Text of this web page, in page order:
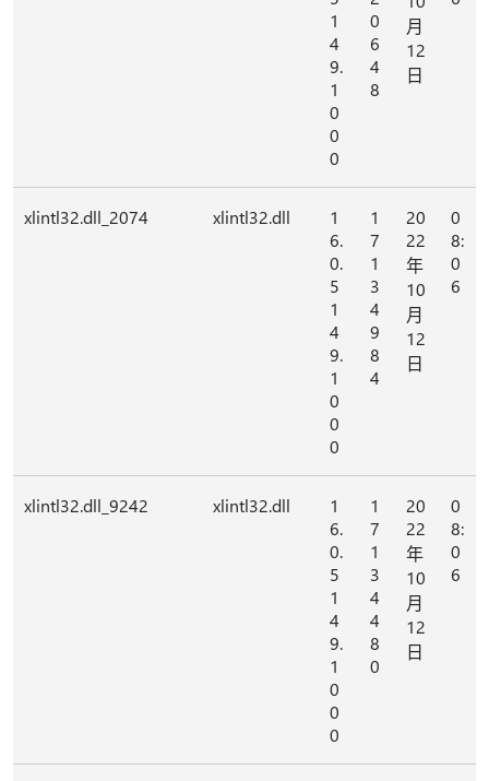
1
4
9.
1
0
0
0
0
6
4
8
月
12
日
xlintl32.dll_2074 xlintl32.dll
1
6.
0.
5
1
4
9.
1
0
0
0
1
7
1
3
4
9
8
4
20
22
年
10
月
12
日
0
8:
0
6
xlintl32.dll_9242 xlintl32.dll
1
6.
0.
5
1
4
9.
1
0
0
0
1
7
1
3
4
4
8
0
20
22
年
10
月
12
日
0
8:
0
6